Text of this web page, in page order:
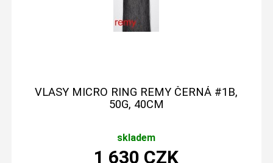
VLASY MICRO RING REMY ČERNÁ #1B,
50G, 40CM
skladem
1 630 CZK